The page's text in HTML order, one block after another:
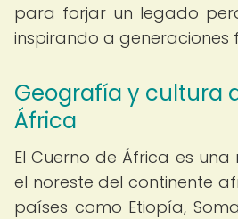
para forjar un legado
inspirando a generaciones
Geografía y cultura
África
El Cuerno de África es
el noreste del continente
países como Etiopía,